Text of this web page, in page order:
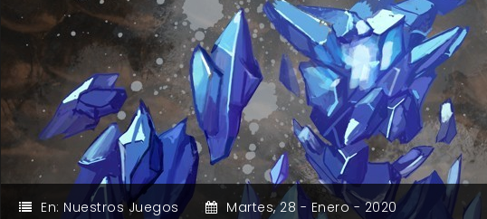
En: Nuestros Juegos Martes,28 - Enero - 2020